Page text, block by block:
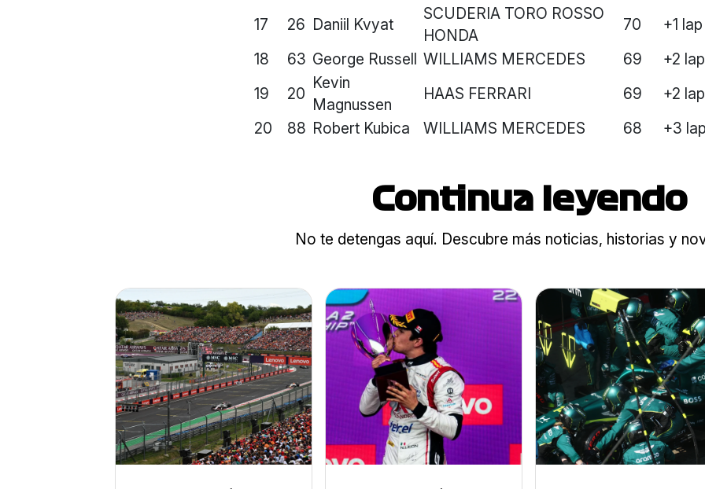
17 26 Daniil Kvyat
SCUDERIA TORO ROSSO
HONDA
70 +1 lap
18
63 George Russell WILLIAMS MERCEDES 69 +2
19
20
Kevin
Magnussen
HAAS FERRARI 69 +2
20
88 Robert Kubica WILLIAMS MERCEDES 68 +3
Continua leyendo
No te detengas aquí. Descubre más noticias, historias y